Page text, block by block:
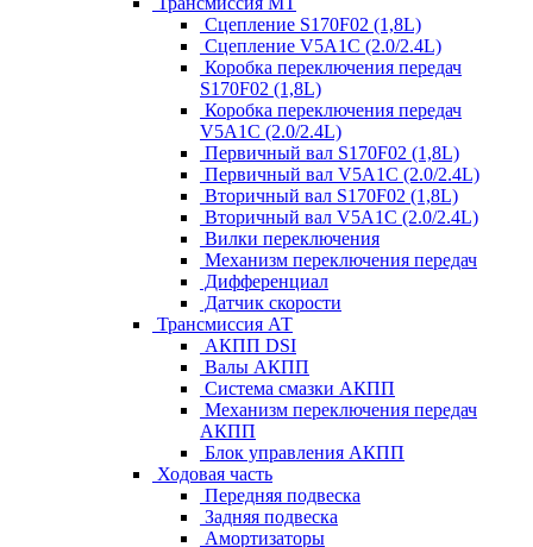
Сцепление S170F02 (1,8L)
Сцепление V5A1C (2.0/2.4L)
Коробка переключения передач
S170F02 (1,8L)
Коробка переключения передач
V5A1C (2.0/2.4L)
Первичный вал S170F02 (1,8L)
Первичный вал V5A1C (2.0/2.4L)
Вторичный вал S170F02 (1,8L)
Вторичный вал V5A1C (2.0/2.4L)
Вилки переключения
Механизм переключения передач
Дифференциал
Датчик скорости
Трансмиссия АТ
АКПП DSI
Валы АКПП
Система смазки АКПП
Механизм переключения передач
АКПП
Блок управления АКПП
Ходовая часть
Передняя подвеска
Задняя подвеска
Амортизаторы